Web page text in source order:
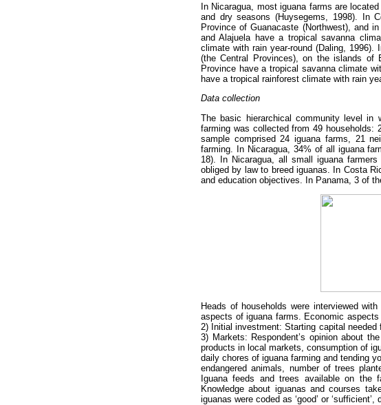
In Nicaragua, most iguana farms are
and dry seasons (Huysegems, 1998). In
Province of Guanacaste (Northwest), and
and Alajuela have a tropical savanna
climate with rain year-round (Daling,
(the Central Provinces), on the islands of
Province have a tropical savanna climate
have a tropical rainforest climate with rain
Data collection
The basic hierarchical community level in
farming was collected from 49 households:
sample comprised 24 iguana farms, 21
farming. In Nicaragua, 34% of all iguana
18). In Nicaragua, all small iguana
obliged by law to breed iguanas. In Costa
and education objectives. In Panama, 3 of
Heads of households were interviewed
aspects of iguana farms. Economic
2) Initial investment: Starting capital
3) Markets: Respondent’s opinion about
products in local markets, consumption of
daily chores of iguana farming and tending
endangered animals, number of trees
Iguana feeds and trees available on the
Knowledge about iguanas and courses
iguanas were coded as ‘good’ or